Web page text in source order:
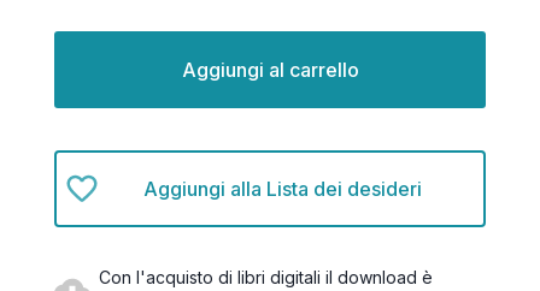
Aggiungi alla Lista dei desideri
Con l'acquisto di libri digitali il download è